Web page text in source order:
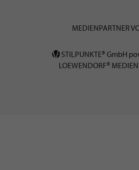
MEDIENPARTNER
STILPUNKTE® GmbH
LOEWENDORF®